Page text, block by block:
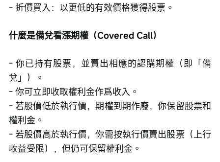
- 折價買入：以更低的有效價格獲得股票。
什麼是備兌看漲期權（Covered Call）
- 你已持有股票，並賣出相應的認購期權（即「備
兌」）。
- 你可立即收取權利金作爲收入。
- 若股價低於執行價，期權到期作廢，你保留股票和
權利金。
- 若股價高於執行價，你需按執行價賣出股票（上行
收益受限），但仍可保留權利金。